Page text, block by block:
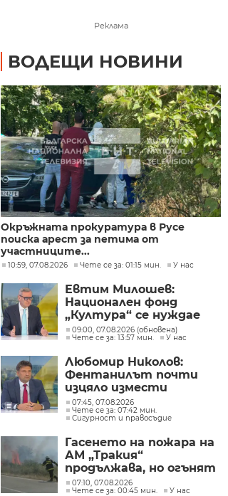
Реклама
ВОДЕЩИ НОВИНИ
Окръжната прокуратура в Русе
поиска арест за петима от
участниците...
10:59, 07.08.2026 Чете се за: 01:15 мин. У нас
Евтим Милошев:
Национален фонд
„Култура“ се нуждае
от законодателна
реформа, а процесите в
министерството ще
бъдат максимално
прозрачни
09:00, 07.08.2026 (обновена)
Чете се за: 13:57 мин.
У нас
Любомир Николов:
Фентанилът почти
изцяло измести
хероина, възможно е
разбитата
лаборатория да е
единствената у нас
07:45, 07.08.2026
Чете се за: 07:42 мин.
Сигурност и правосъдие
Гасенето на пожара на
АМ „Тракия“
продължава, но огънят
е локализиран
07:10, 07.08.2026
Чете се за: 00:45 мин.
У нас